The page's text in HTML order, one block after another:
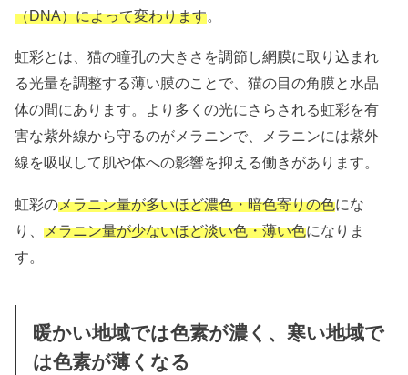
（DNA）によって変わります。
虹彩とは、猫の瞳孔の大きさを調節し網膜に取り込まれ
る光量を調整する薄い膜のことで、猫の目の角膜と水晶
体の間にあります。より多くの光にさらされる虹彩を有
害な紫外線から守るのがメラニンで、メラニンには紫外
線を吸収して肌や体への影響を抑える働きがあります。
虹彩のメラニン量が多いほど濃色・暗色寄りの色にな
り、メラニン量が少ないほど淡い色・薄い色になりま
す。
暖かい地域では色素が濃く、寒い地域で
は色素が薄くなる